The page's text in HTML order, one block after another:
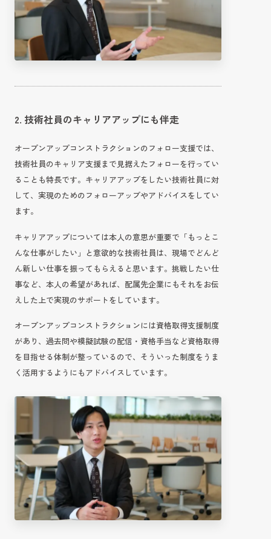
2. 技術社員のキャリアアップにも伴走
オープンアップコンストラクションのフォロー支援では、
技術社員のキャリア支援まで見据えたフォローを行ってい
ることも特長です。キャリアアップをしたい技術社員に対
して、実現のためのフォローアップやアドバイスをしてい
ます。
キャリアアップについては本人の意思が重要で「もっとこ
んな仕事がしたい」と意欲的な技術社員は、現場でどんど
ん新しい仕事を振ってもらえると思います。挑戦したい仕
事など、本人の希望があれば、配属先企業にもそれをお伝
えした上で実現のサポートをしています。
オープンアップコンストラクションには資格取得支援制度
があり、過去問や模擬試験の配信・資格手当など資格取得
を目指せる体制が整っているので、そういった制度をうま
く活用するようにもアドバイスしています。